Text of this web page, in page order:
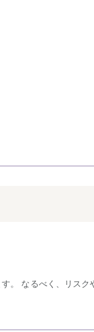
。 なるべく、リスク